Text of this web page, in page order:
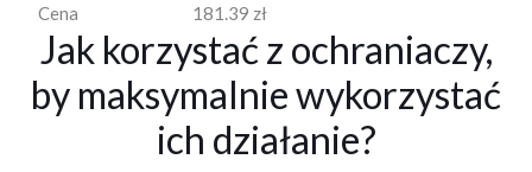
Cena
181.39 zł
Jak korzystać z ochraniaczy,
by maksymalnie wykorzystać
ich działanie?